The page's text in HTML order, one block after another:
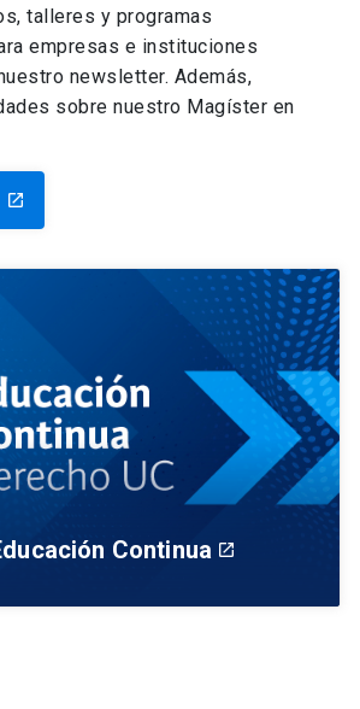
talleres y programas
empresas e instituciones
newsletter. Además,
sobre nuestro Magíster en
launch
Continua launch